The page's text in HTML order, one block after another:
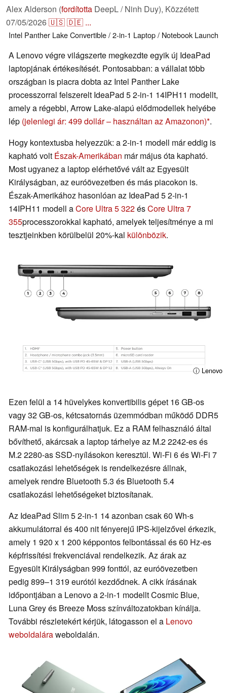
Alex Alderson (fordította DeepL / Ninh Duy), Közzétett
07/05/2026🇺🇸🇩🇪 ...
Intel Panther LakeConvertible / 2-in-1 Laptop / Notebook Launch
A Lenovo végre világszerte megkezdte egyik új IdeaPad
laptopjának értékesítését. Pontosabban: a vállalat több
országban is piacra dobta az Intel Panther Lake
processzorral felszerelt IdeaPad 5 2-in-1 14IPH11 modellt,
amely a régebbi, Arrow Lake-alapú elődmodellek helyébe
lép (jelenlegi ár: 499 dollár – használtan az Amazonon) .
Hogy kontextusba helyezzük: a 2-in-1 modell már eddig is
kapható volt Észak-Amerikában már május óta kapható.
Most ugyanez a laptop elérhetővé vált az Egyesült
Királyságban, az euróövezetben és más piacokon is.
Észak-Amerikához hasonlóan az IdeaPad 5 2-in-1
14IPH11 modell aCore Ultra 5 322ésCore Ultra 7
355processzorokkal kapható, amelyek teljesítménye a mi
tesztjeinkben körülbelül 20%-kal különbözik.
ⓘ Lenovo
Ezen felül a 14 hüvelykes konvertibilis gépet 16 GB-os
vagy 32 GB-os, kétcsatornás üzemmódban működő DDR5
RAM-mal is konfigurálhatjuk. Ez a RAM felhasználó által
bővíthető, akárcsak a laptop tárhelye az M.2 2242-es és
M.2 2280-as SSD-nyílásokon keresztül. Wi-Fi 6 és Wi-Fi 7
csatlakozási lehetőségek is rendelkezésre állnak,
amelyek rendre Bluetooth 5.3 és Bluetooth 5.4
csatlakozási lehetőségeket biztosítanak.
Az IdeaPad Slim 5 2-in-1 14 azonban csak 60 Wh-s
akkumulátorral és 400 nit fényerejű IPS-kijelzővel érkezik,
amely 1 920 x 1 200 képpontos felbontással és 60 Hz-es
képfrissítési frekvenciával rendelkezik. Az árak az
Egyesült Királyságban 999 fonttól, az euróövezetben
pedig 899–1 319 eurótól kezdődnek. A cikk írásának
időpontjában a Lenovo a 2-in-1 modellt Cosmic Blue,
Luna Grey és Breeze Moss színváltozatokban kínálja.
További részletekért kérjük, látogasson el a Lenovo
weboldaláraweboldalán.